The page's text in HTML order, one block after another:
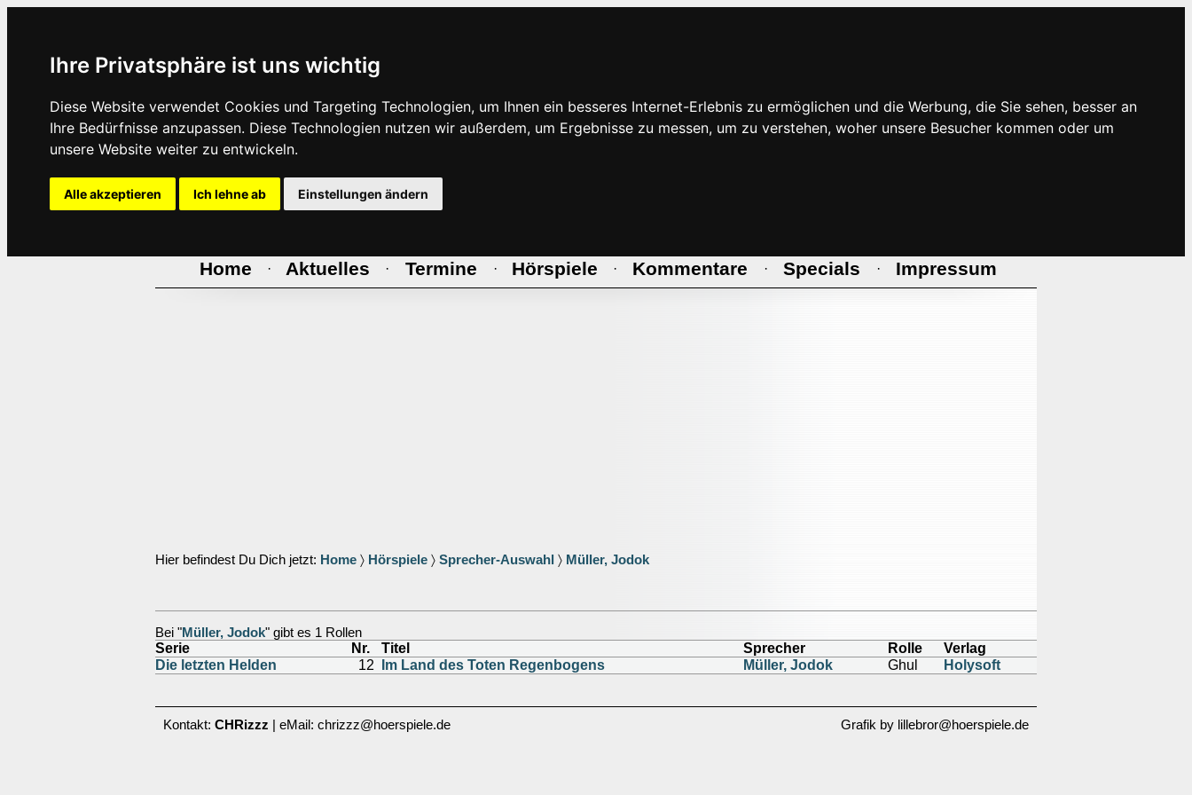
Ihre Privatsphäre ist uns wichtig
Diese Website verwendet Cookies und Targeting Technologien, um Ihnen ein besseres Internet-Erlebnis zu ermöglichen und die Werbung, die Sie sehen, besser an
Ihre Bedürfnisse anzupassen. Diese Technologien nutzen wir außerdem, um Ergebnisse zu messen, um zu verstehen, woher unsere Besucher kommen oder um
unsere Website weiter zu entwickeln.
Alle akzeptieren Ich lehne ab Einstellungen ändern
Home · Aktuelles · Termine · Hörspiele · Kommentare · Specials · Impressum
Hier befindest Du Dich jetzt: Home 〉 Hörspiele 〉 Sprecher-Auswahl 〉 Müller, Jodok
Bei "Müller, Jodok" gibt es 1 Rollen
Serie Nr. Titel Sprecher Rolle
Verlag
Die letzten Helden
12 Im Land des Toten Regenbogens Müller, Jodok Ghul Holysoft
Kontakt: CHRizzz | eMail: chrizzz@hoerspiele.de Grafik by lillebror@hoerspiele.de